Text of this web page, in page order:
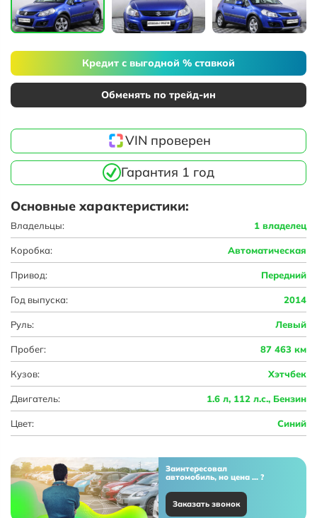
Кредит с выгодной % ставкой
Обменять по трейд-ин
VIN проверен
Гарантия 1 год
Основные характеристики:
Владельцы: 1 владелец
Коробка: Автоматическая
Привод: Передний
Год выпуска: 2014
Руль: Левый
Пробег: 87 463 км
Кузов: Хэтчбек
Двигатель: 1.6 л, 112 л.с., Бензин
Цвет: Синий
Заинтересовал
автомобиль, но цена ... ?
Заказать звонок